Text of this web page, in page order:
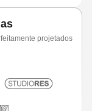
projetados